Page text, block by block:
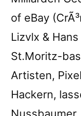
of eBay
Lizvlx &
St.Moritz-
Artisten,
Hackern,
Nussbaumer,